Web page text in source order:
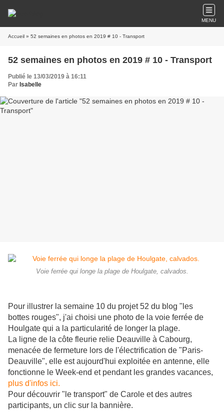
MENU
Accueil » 52 semaines en photos en 2019 # 10 - Transport
52 semaines en photos en 2019 # 10 - Transport
Publié le 13/03/2019 à 16:11
Par Isabelle
Voie ferrée qui longe la plage de Houlgate, calvados.
Pour illustrer la semaine 10 du projet 52 du blog "les
bottes rouges", j'ai choisi une photo de la voie ferrée de
Houlgate qui a la particularité de longer la plage.
La ligne de la côte fleurie relie Deauville à Cabourg,
menacée de fermeture lors de l'électrification de "Paris-
Deauville", elle est aujourd'hui exploitée en antenne, elle
fonctionne le Week-end et pendant les grandes vacances,
plus d'infos ici.
Pour découvrir "le transport" de Carole et des autres
participants, un clic sur la bannière.